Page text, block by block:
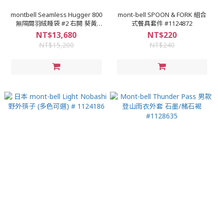
montbell Seamless Hugger 800
無隔間羽絨睡袋 #2 右開 葵黃
1121400
NT$13,680
NT$15,200
mont-bell SPOON & FORK 組合
式餐具套件 #1124872
NT$220
NT$240